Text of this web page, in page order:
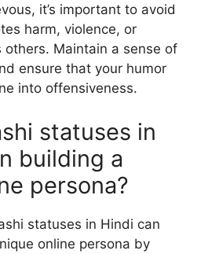
it’s important to avoid
harm, violence, or
Maintain a sense of
ensure that your humor
into offensiveness.
statuses in
building a
persona?
statuses in Hindi can
online persona by